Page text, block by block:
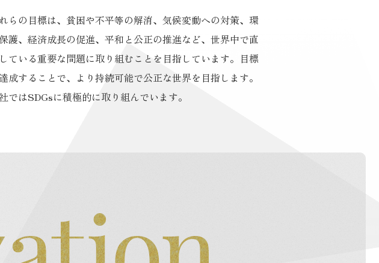
らの目標は、貧困や不平等の解消、気候変動への対策、環
護、経済成長の促進、平和と公正の推進など、世界中で直
ている重要な問題に取り組むことを目指しています。目標
成することで、より持続可能で公正な世界を目指します。
ではSDGsに積極的に取り組んでいます。